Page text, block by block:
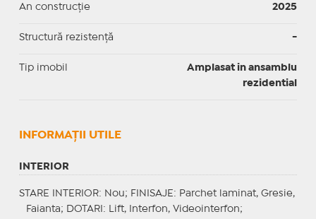
An construcție 2025
Structură rezistență -
Tip imobil
Amplasat in ansamblu
rezidential
INFORMAŢII UTILE
INTERIOR
STARE INTERIOR: Nou; FINISAJE : Parchet laminat, Gresie,
Faianta;
DOTARI : Lift, Interfon, Videointerfon;